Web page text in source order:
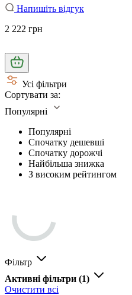
Напишіть відгук
2 222 грн
Усі фільтри
Сортувати за:
Популярні
Популярні
Спочатку дешевші
Спочатку дорожчі
Найбільша знижка
З високим рейтингом
Фільтр
Активні фільтри (1)
Очистити всі